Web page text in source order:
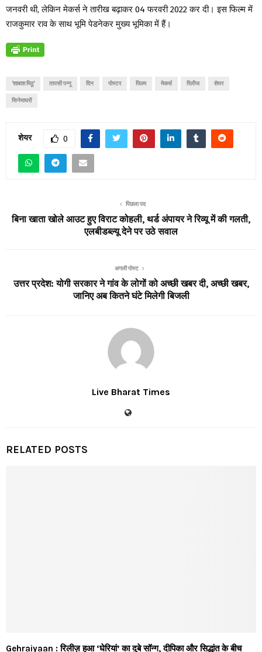
जनवरी थी, लेकिन मेकर्स ने तारीख बढ़ाकर 04 फरवरी 2022 कर दी। इस फिल्म में
राजकुमार राव के साथ भूमि पेडनेकर मुख्य भूमिका में हैं।
'शाबाश मिठू' तापसी पन्नू दिन पोस्टर फिल्म मेकर्स रिलीज शेयर
सिनेमाघरों
शेयर 0
पिछला पद
बिना खाता खोले आउट हुए विराट कोहली, थर्ड अंपायर ने रिव्यू में की गलती,
एलबीडब्ल्यू देने पर उठे सवाल
अगली पोस्ट
उत्तर प्रदेश: योगी सरकार ने गांव के लोगों को अच्छी खबर दी, अच्छी खबर,
जानिए अब कितने घंटे मिलेगी बिजली
Live Bharat Times
RELATED POSTS
Gehraiyaan : रिलीज़ हुआ ‘घेरियां’ का दुबे सॉन्ग, दीपिका और सिद्धांत के बीच